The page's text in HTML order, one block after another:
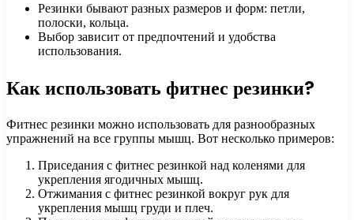
Резинки бывают разных размеров и форм: петли,
полоски, кольца.
Выбор зависит от предпочтений и удобства
использования.
Как использовать фитнес резинки?
Фитнес резинки можно использовать для разнообразных
упражнений на все группы мышц. Вот несколько примеров:
Приседания с фитнес резинкой над коленями для
укрепления ягодичных мышц.
Отжимания с фитнес резинкой вокруг рук для
укрепления мышц груди и плеч.